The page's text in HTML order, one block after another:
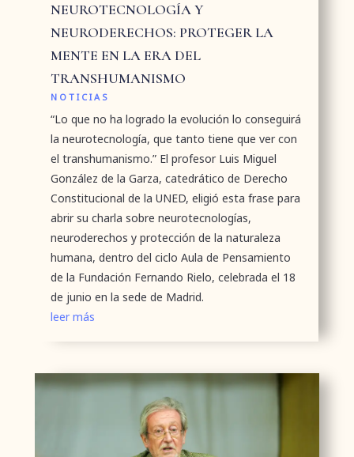
NEUROTECNOLOGÍA Y
NEURODERECHOS: PROTEGER LA
MENTE EN LA ERA DEL
TRANSHUMANISMO
NOTICIAS
“Lo que no ha logrado la evolución lo conseguirá
la neurotecnología, que tanto tiene que ver con
el transhumanismo.” El profesor Luis Miguel
González de la Garza, catedrático de Derecho
Constitucional de la UNED, eligió esta frase para
abrir su charla sobre neurotecnologías,
neuroderechos y protección de la naturaleza
humana, dentro del ciclo Aula de Pensamiento
de la Fundación Fernando Rielo, celebrada el 18
de junio en la sede de Madrid.
leer más